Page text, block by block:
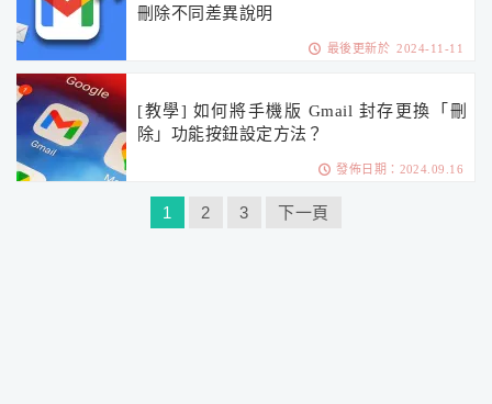
刪除不同差異說明
最後更新於 2024-11-11
[教學] 如何將手機版 Gmail 封存更換「刪
除」功能按鈕設定方法？
發佈日期：2024.09.16
1 2 3 下一頁